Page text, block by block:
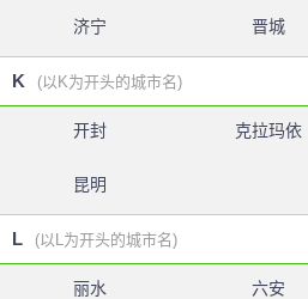
济宁 晋城
K (以K为开头的城市名)
开封 克拉玛依
昆明
L (以L为开头的城市名)
丽水 六安